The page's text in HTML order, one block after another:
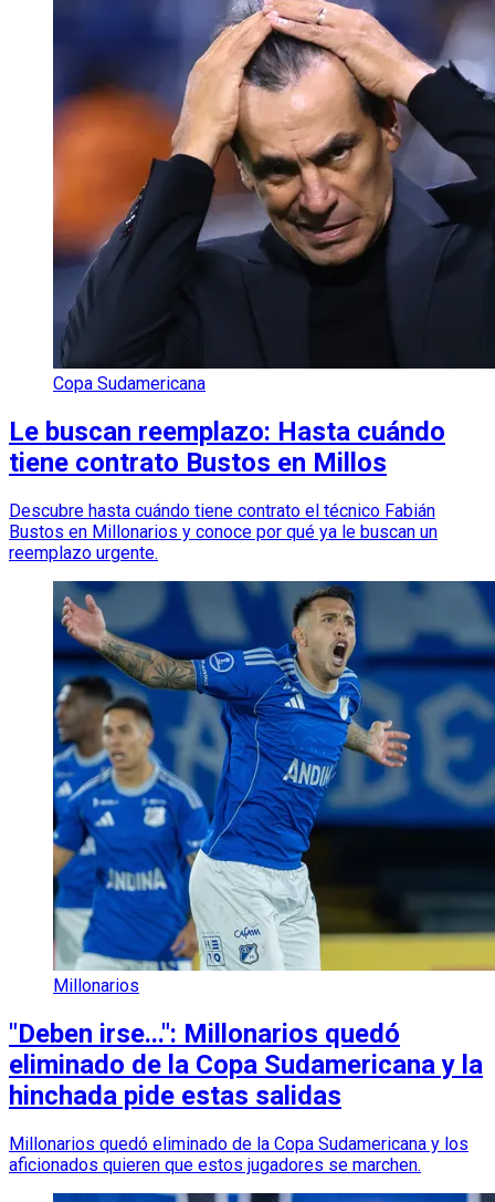
Copa Sudamericana
Le buscan reemplazo: Hasta cuándo
tiene contrato Bustos en Millos
Descubre hasta cuándo tiene contrato el técnico Fabián
Bustos en Millonarios y conoce por qué ya le buscan un
reemplazo urgente.
Millonarios
"Deben irse...": Millonarios quedó
eliminado de la Copa Sudamericana y la
hinchada pide estas salidas
Millonarios quedó eliminado de la Copa Sudamericana y los
aficionados quieren que estos jugadores se marchen.